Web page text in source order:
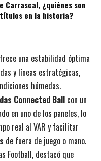
Carrascal, ¿quiénes son
en la historia?
una estabilidad óptima
y líneas estratégicas,
húmedas.
Connected Ball con un
en uno de los paneles, lo
real al VAR y facilitar
de fuera de juego o mano.
Football, destacó que